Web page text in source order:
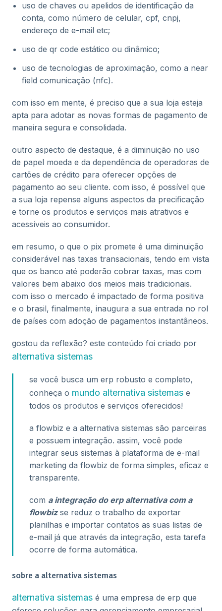
uso de chaves ou apelidos de identificação da
conta, como número de celular, cpf, cnpj,
endereço de e-mail etc;
uso de qr code estático ou dinâmico;
uso de tecnologias de aproximação, como a near
field comunicação (nfc).
com isso em mente, é preciso que a sua loja esteja
apta para adotar as novas formas de pagamento de
maneira segura e consolidada.
outro aspecto de destaque, é a diminuição no uso
de papel moeda e da dependência de operadoras de
cartões de crédito para oferecer opções de
pagamento ao seu cliente. com isso, é possível que
a sua loja repense alguns aspectos da precificação
e torne os produtos e serviços mais atrativos e
acessíveis ao consumidor.
em resumo, o que o pix promete é uma diminuição
considerável nas taxas transacionais, tendo em vista
que os banco até poderão cobrar taxas, mas com
valores bem abaixo dos meios mais tradicionais.
com isso o mercado é impactado de forma positiva
e o brasil, finalmente, inaugura a sua entrada no rol
de países com adoção de pagamentos instantâneos.
gostou da reflexão? este conteúdo foi criado por
alternativa sistemas
se você busca um erp robusto e completo,
conheça o mundo alternativa sistemase
todos os produtos e serviços oferecidos!
a flowbiz e a alternativa sistemas são parceiras
e possuem integração. assim, você pode
integrar seus sistemas à plataforma de e-mail
marketing da flowbiz de forma simples, eficaz e
transparente.
com a integração do erp alternativa com a
flowbizse reduz o trabalho de exportar
planilhas e importar contatos as suas listas de
e-mail já que através da integração, esta tarefa
ocorre de forma automática.
sobre a alternativa sistemas
alternativa sistemas é uma empresa de erp que